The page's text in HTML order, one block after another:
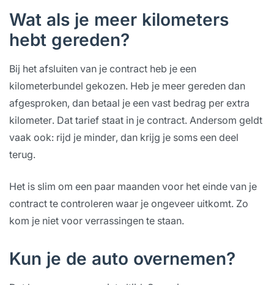
Wat als je meer kilometers
hebt gereden?
Bij het afsluiten van je contract heb je een
kilometerbundel gekozen. Heb je meer gereden dan
afgesproken, dan betaal je een vast bedrag per extra
kilometer. Dat tarief staat in je contract. Andersom geldt
vaak ook: rijd je minder, dan krijg je soms een deel
terug.
Het is slim om een paar maanden voor het einde van je
contract te controleren waar je ongeveer uitkomt. Zo
kom je niet voor verrassingen te staan.
Kun je de auto overnemen?